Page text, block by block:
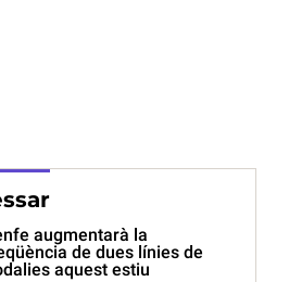
augmentarà la
de dues línies de
aquest estiu